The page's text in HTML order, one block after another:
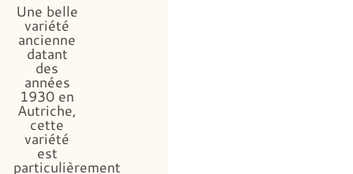
Une belle
variété
ancienne
datant
des
années
1930 en
Autriche,
cette
variété
est
particulièrement